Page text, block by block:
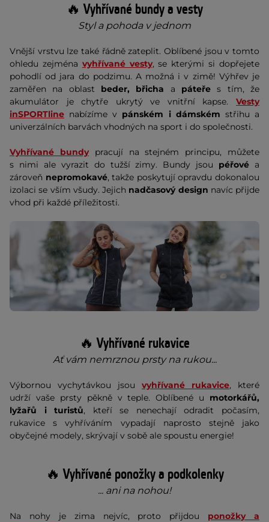
🔥 Vyhřívané bundy a vesty
Styl a pohoda v jednom
Vnější vrstvu lze také řádně zateplit. Oblíbené jsou v tomto
ohledu zejména vyhřívané vesty, se kterými si dopřejete
pohodlí od jara do podzimu. A možná i v zimě! Výhřev je
zaměřen na oblast beder, břicha a páteře s tím, že
akumulátor je chytře ukrytý ve vnitřní kapse. Vesty
inSPORTline nabízíme v pánském i dámském střihu a
univerzálních barvách vhodných na sport i do společnosti.
Vyhřívané bundypracují na stejném principu, můžete
s nimi ale vyrazit do tužší zimy. Bundy jsou péřové a
zároveň nepromokavé, takže poskytují opravdu dokonalou
izolaci se vším všudy. Jejich nadčasový design navíc přijde
vhod při každé příležitosti.
🔥 Vyhřívané rukavice
Ať vám nemrznou prsty na rukou...
Výbornou vychytávkou jsou vyhřívané rukavice, které
udrží vaše prsty pěkně v teple. Oblíbené u motorkářů,
lyžařů i turistů, kteří se nenechají odradit počasím,
rukavice s vyhříváním vypadají naprosto stejně jako
obyčejné modely, skrývají v sobě ale spoustu energie!
🔥 Vyhřívané ponožky a podkolenky
... ani na nohou!
Na nohy je zima nejvíc, proto přijdou
ponožky a